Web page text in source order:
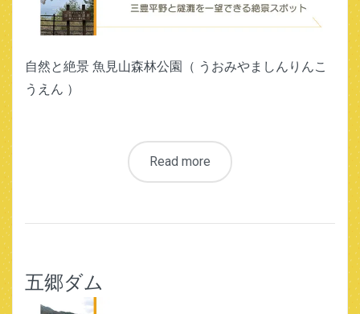
自然と絶景 魚見山森林公園（ うおみやましんりんこ
うえん ）
Read more
五郷ダム